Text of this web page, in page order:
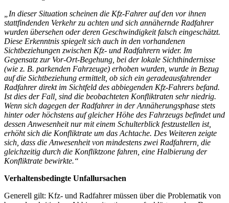
„In dieser Situation scheinen die Kfz-Fahrer auf den vor ihnen
stattfindenden Verkehr zu achten und sich annähernde Radfahrer
wurden übersehen oder deren Geschwindigkeit falsch eingeschätzt.
Diese Erkenntnis spiegelt sich auch in den vorhandenen
Sichtbeziehungen zwischen Kfz- und Radfahrern wider. Im
Gegensatz zur Vor-Ort-Begehung, bei der lokale Sichthindernisse
(wie z. B. parkenden Fahrzeuge) erhoben wurden, wurde in Bezug
auf die Sichtbeziehung ermittelt, ob sich ein geradeausfahrender
Radfahrer direkt im Sichtfeld des abbiegenden Kfz-Fahrers befand.
Ist dies der Fall, sind die beobachteten Konfliktraten sehr niedrig.
Wenn sich dagegen der Radfahrer in der Annäherungsphase stets
hinter oder höchstens auf gleicher Höhe des Fahrzeugs befindet und
dessen Anwesenheit nur mit einem Schulterblick festzustellen ist,
erhöht sich die Konfliktrate um das Achtache. Des Weiteren zeigte
sich, dass die Anwesenheit von mindestens zwei Radfahrern, die
gleichzeitig durch die Konfliktzone fahren, eine Halbierung der
Konfliktrate bewirkte.“
Verhaltensbedingte Unfallursachen
Generell gilt: Kfz- und Radfahrer müssen über die Problematik von